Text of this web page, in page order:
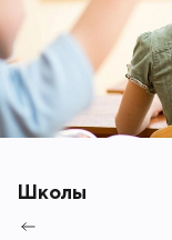
решил построить
жить на природе
Подмосковья.
Школы